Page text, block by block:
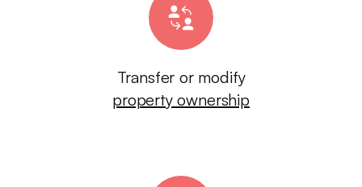
Transfer or modify
property ownership